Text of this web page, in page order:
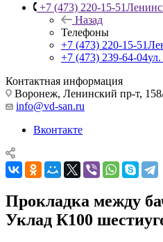
+7 (473) 220-15-51
Назад
Телефоны
+7 (473) 220-15-51
+7 (473) 239-64-04
Контактная информация
Воронеж, Ленинский пр-т,
info@vd-san.ru
Вконтакте
Прокладка между
Уклад К100